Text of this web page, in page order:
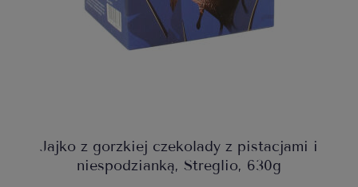
Jajko z gorzkiej czekolady z pistacjami i
niespodzianką, Streglio, 630g